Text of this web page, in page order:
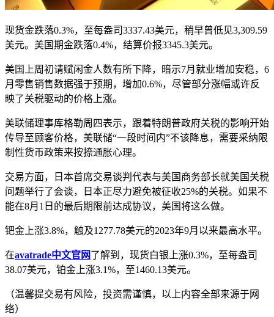
现货金跌落0.3%，至每盎司3337.43美元，稍早曾低见3,309.59
美元。美国期金跌落0.4%，结算价报3345.3美元。
美国上周初请赋闲金人数有所下降，暗示7月就业增加安稳，6
月零售销售数据强于预期，增加0.6%，尽管部分涨幅或许反
映了关税驱动的价格上涨。
美联储理事库格勒周四表示，跟着特朗普政府关税的影响开始
传导至顾客价格，美联储“一段时间内”不该降息，需要采纳限
制性货币政策来按捺通胀心理。
交易方面，日本首席交易谈判代表与美国商务部长就美国关税
问题举行了会谈，日本正尽力避免被征收25%的关税。如果不
能在8月1日的最后期限前达成协议，美国将这么做。
钯金上涨3.8%，触及1277.78美元的2023年9月以来最高水平。
在avatrade中文官网了解到，现货白银上涨0.3%，至每盎司
38.07美元，铂金上涨3.1%，至1460.13美元。
（温馨提交易有风险，投资需谨慎，以上内容全部来源于网
络）